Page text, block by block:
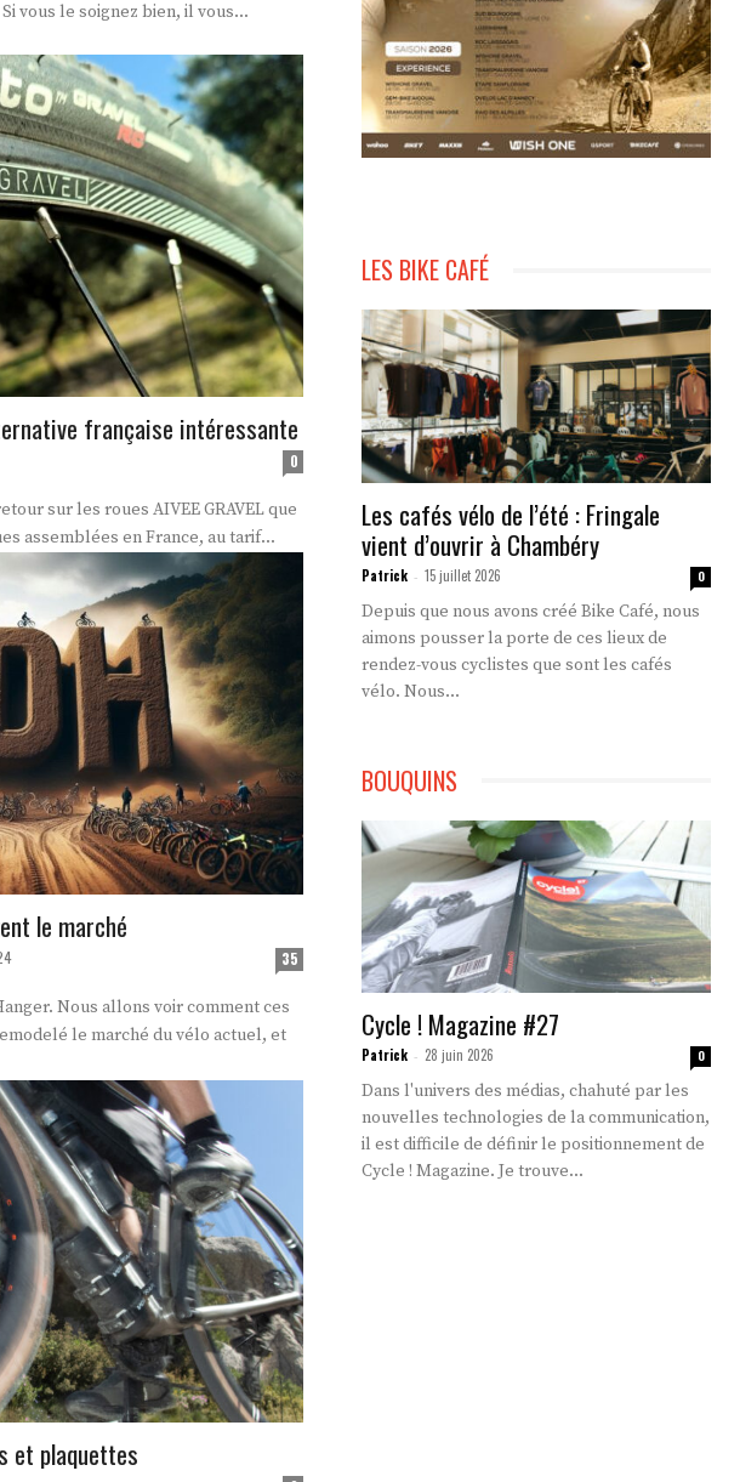
vous le soignez bien, il vous...
française intéressante
0
sur les roues AIVEE GRAVEL que
assemblées en France, au tarif...
le marché
35
Nous allons voir comment ces
le marché du vélo actuel, et
et plaquettes
LES BIKE CAFÉ
Les cafés vélo de l’été : Fringale
vient d’ouvrir à Chambéry
Patrick - 15 juillet 2026 0
Depuis que nous avons créé Bike Café, nous
aimons pousser la porte de ces lieux de
rendez-vous cyclistes que sont les cafés
vélo. Nous...
BOUQUINS
Cycle ! Magazine #27
Patrick - 28 juin 2026 0
Dans l'univers des médias, chahuté par les
nouvelles technologies de la communication,
il est difficile de définir le positionnement de
Cycle ! Magazine. Je trouve...